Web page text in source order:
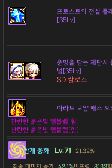
프로스트의 전설 플
[35Lv]
운명을 담는 재단사
넘[35Lv]
SD 칼로소
아라드 로얄 패스 오
찬란한 붉은빛 엠블렘[힘]
찬란한 붉은빛 엠블렘[힘]
안개 융화 Lv.71 21.32%